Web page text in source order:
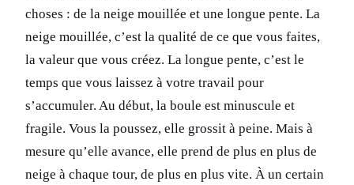
choses : de la neige mouillée et une longue pente. La
neige mouillée, c’est la qualité de ce que vous faites,
la valeur que vous créez. La longue pente, c’est le
temps que vous laissez à votre travail pour
s’accumuler. Au début, la boule est minuscule et
fragile. Vous la poussez, elle grossit à peine. Mais à
mesure qu’elle avance, elle prend de plus en plus de
neige à chaque tour, de plus en plus vite. À un certain